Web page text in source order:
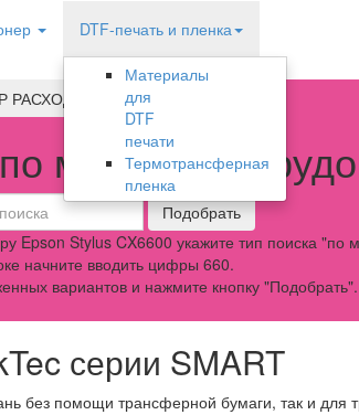
DTF-печать и пленка
Материалы
для
DTF
печати
Термотрансферная
пленка
РАСХОДНИКОВ
модели
Подобрать
Epson Stylus CX6600 укажите тип поиска "по
начните вводить цифры 660.
вариантов и нажмите кнопку "Подобрать".
серии SMART
без помощи трансферной бумаги, так и